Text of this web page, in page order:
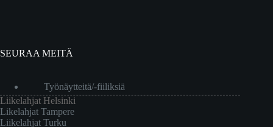
SEURAA MEITÄ
Työnäytteitä/-fiiliksiä
Liikelahjat Helsinki
Likelahjat Tampere
Liikelahjat Turku